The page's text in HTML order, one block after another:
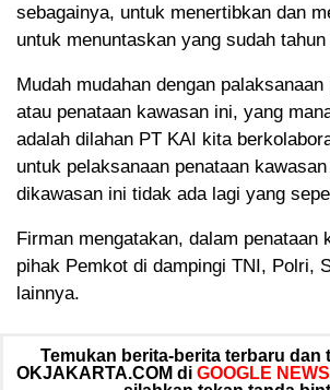
sebagainya, untuk menertibkan dan
untuk menuntaskan yang sudah tahun
Mudah mudahan dengan
atau penataan kawasan ini, yang
adalah dilahan PT KAI kita
untuk pelaksanaan penataan
dikawasan ini tidak ada lagi yang
Firman mengatakan, dalam penataan
pihak Pemkot di dampingi TNI, Polri,
lainnya.
Temukan berita-berita terbaru dan
OKJAKARTA.COM di GOOGLE